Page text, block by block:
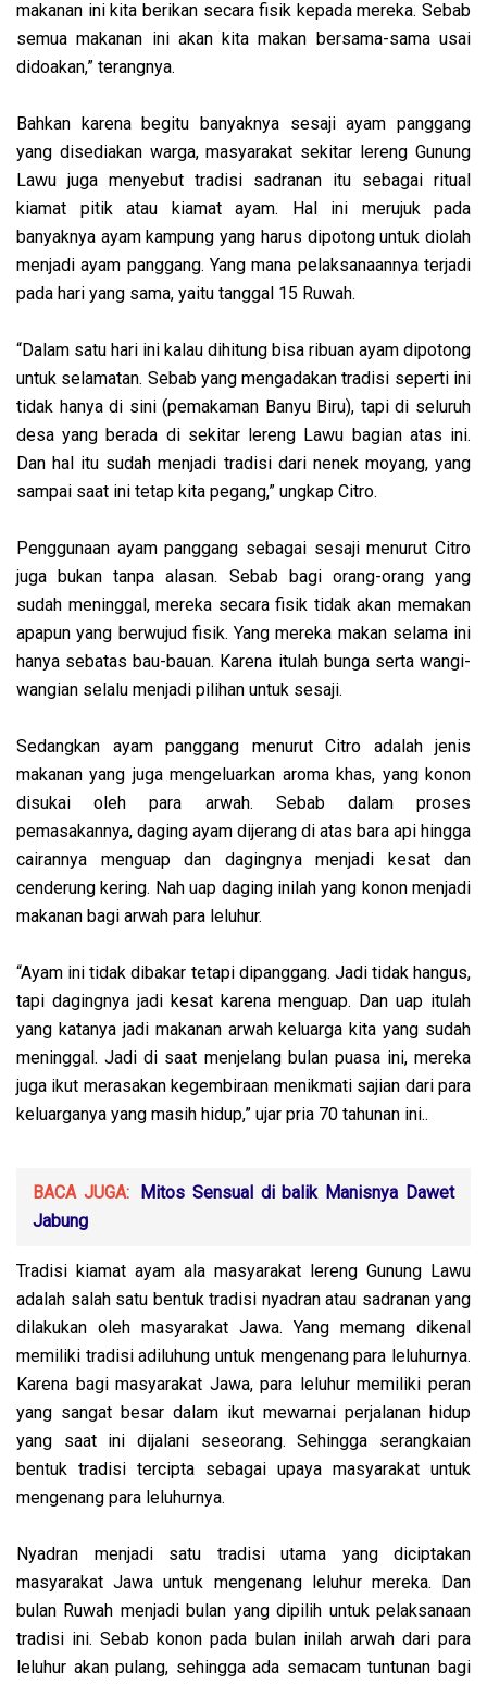
makanan ini kita berikan secara fisik kepada mereka. Sebab
semua makanan ini akan kita makan bersama-sama usai
didoakan,” terangnya.
Bahkan karena begitu banyaknya sesaji ayam panggang
yang disediakan warga, masyarakat sekitar lereng Gunung
Lawu juga menyebut tradisi sadranan itu sebagai ritual
kiamat pitik atau kiamat ayam. Hal ini merujuk pada
banyaknya ayam kampung yang harus dipotong untuk diolah
menjadi ayam panggang. Yang mana pelaksanaannya terjadi
pada hari yang sama, yaitu tanggal 15 Ruwah.
“Dalam satu hari ini kalau dihitung bisa ribuan ayam dipotong
untuk selamatan. Sebab yang mengadakan tradisi seperti ini
tidak hanya di sini (pemakaman Banyu Biru), tapi di seluruh
desa yang berada di sekitar lereng Lawu bagian atas ini.
Dan hal itu sudah menjadi tradisi dari nenek moyang, yang
sampai saat ini tetap kita pegang,” ungkap Citro.
Penggunaan ayam panggang sebagai sesaji menurut Citro
juga bukan tanpa alasan. Sebab bagi orang-orang yang
sudah meninggal, mereka secara fisik tidak akan memakan
apapun yang berwujud fisik. Yang mereka makan selama ini
hanya sebatas bau-bauan. Karena itulah bunga serta wangi-
wangian selalu menjadi pilihan untuk sesaji.
Sedangkan ayam panggang menurut Citro adalah jenis
makanan yang juga mengeluarkan aroma khas, yang konon
disukai oleh para arwah. Sebab dalam proses
pemasakannya, daging ayam dijerang di atas bara api hingga
cairannya menguap dan dagingnya menjadi kesat dan
cenderung kering. Nah uap daging inilah yang konon menjadi
makanan bagi arwah para leluhur.
“Ayam ini tidak dibakar tetapi dipanggang. Jadi tidak hangus,
tapi dagingnya jadi kesat karena menguap. Dan uap itulah
yang katanya jadi makanan arwah keluarga kita yang sudah
meninggal. Jadi di saat menjelang bulan puasa ini, mereka
juga ikut merasakan kegembiraan menikmati sajian dari para
keluarganya yang masih hidup,” ujar pria 70 tahunan ini..
BACA JUGA:
Mitos Sensual di balik Manisnya Dawet
Jabung
Tradisi kiamat ayam ala masyarakat lereng Gunung Lawu
adalah salah satu bentuk tradisi nyadran atau sadranan yang
dilakukan oleh masyarakat Jawa. Yang memang dikenal
memiliki tradisi adiluhung untuk mengenang para leluhurnya.
Karena bagi masyarakat Jawa, para leluhur memiliki peran
yang sangat besar dalam ikut mewarnai perjalanan hidup
yang saat ini dijalani seseorang. Sehingga serangkaian
bentuk tradisi tercipta sebagai upaya masyarakat untuk
mengenang para leluhurnya.
Nyadran menjadi satu tradisi utama yang diciptakan
masyarakat Jawa untuk mengenang leluhur mereka. Dan
bulan Ruwah menjadi bulan yang dipilih untuk pelaksanaan
tradisi ini. Sebab konon pada bulan inilah arwah dari para
leluhur akan pulang, sehingga ada semacam tuntunan bagi